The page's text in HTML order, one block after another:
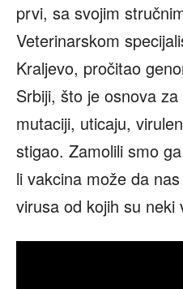
prvi, sa svojim
Veterinarskom
Kraljevo, pročitao
Srbiji, što je osnova
mutaciji, uticaju,
stigao. Zamolili smo
li vakcina može da
virusa od kojih su neki